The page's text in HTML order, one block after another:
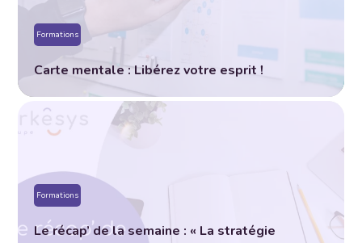
Formations
Carte mentale : Libérez votre esprit !
Formations
Le récap’ de la semaine : « La stratégie